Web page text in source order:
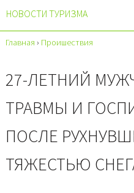
НОВОСТИ ТУРИЗМА
Главная › Проишествия
27-ЛЕТНИЙ
ТРАВМЫ И
ПОСЛЕ
ТЯЖЕСТЬЮ